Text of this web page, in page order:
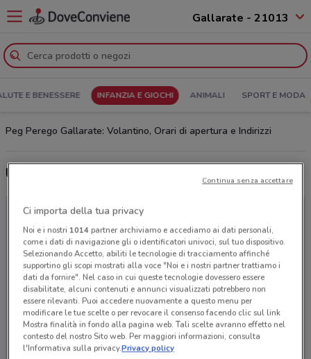
Gallarate - 21013
E BENESSERE INFANZIA E GIOCHI ANIMALI SPORT E MODA
Peg Perego Gallarate: Volantino, Orari di apertura e Indirizzi
Ultime offerte del volantino Peg Perego
Ci importa della tua privacy
Noi e i nostri 1014partner archiviamo e accediamo ai dati personali,
come i dati di navigazione gli o identificatori univoci, sul tuo dispositivo.
Selezionando Accetto, abiliti le tecnologie di tracciamento affinché
supportino gli scopi mostrati alla voce "Noi e i nostri partner trattiamo i
dati da fornire". Nel caso in cui queste tecnologie dovessero essere
disabilitate, alcuni contenuti e annunci visualizzati potrebbero non
essere rilevanti. Puoi accedere nuovamente a questo menu per
modificare le tue scelte o per revocare il consenso facendo clic sul link
Mostra finalità in fondo alla pagina web. Tali scelte avranno effetto nel
contesto del nostro Sito web. Per maggiori informazioni, consulta
l'Informativa sulla privacy.Privacy policy
Continua senza accettare